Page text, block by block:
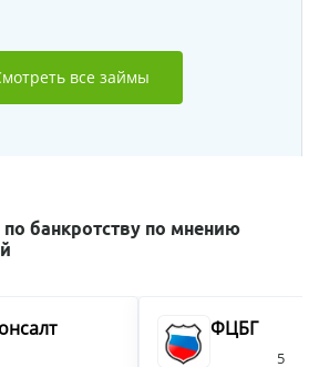
все займы
банкротству по мнению
ФЦБГ
5